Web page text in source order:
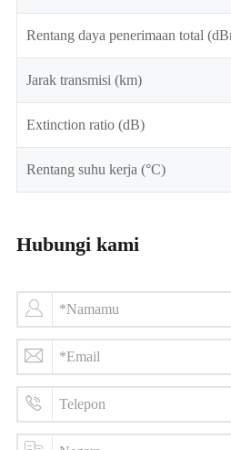
Rentang daya penerimaan total
Jarak transmisi (km)
Extinction ratio (dB)
Rentang suhu kerja (°C)
Hubungi kami